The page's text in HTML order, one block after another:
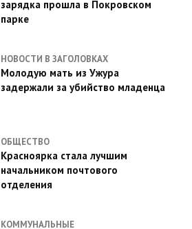
зарядка прошла в Покровском
парке
НОВОСТИ В ЗАГОЛОВКАХ
Молодую мать из Ужура
задержали за убийство младенца
ОБЩЕСТВО
Красноярка стала лучшим
начальником почтового
отделения
КОММУНАЛЬНЫЕ